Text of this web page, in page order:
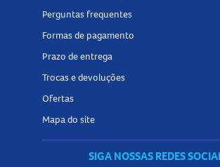
Perguntas frequentes
Formas de pagamento
Prazo de entrega
Trocas e devoluções
Ofertas
Mapa do site
SIGA NOSSAS REDES